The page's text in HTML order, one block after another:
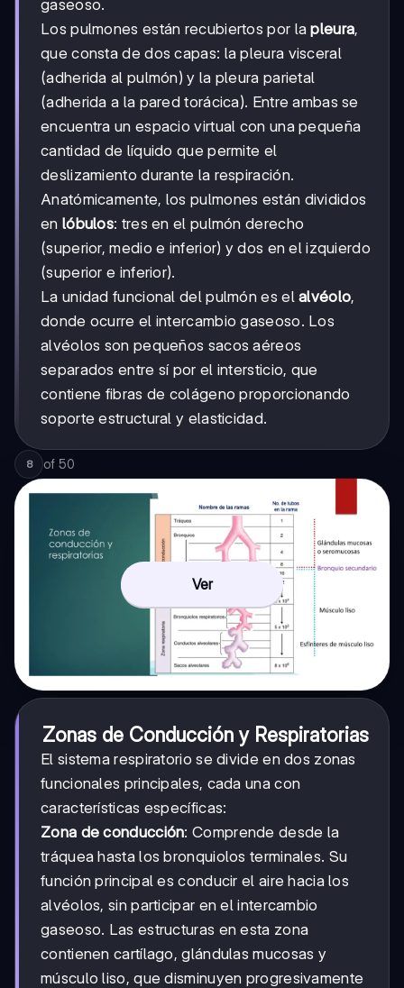
gaseoso.
Los pulmones están recubiertos por lapleura,
que consta de dos capas: la pleura visceral
(adherida al pulmón) y la pleura parietal
(adherida a la pared torácica). Entre ambas se
encuentra un espacio virtual con una pequeña
cantidad de líquido que permite el
deslizamiento durante la respiración.
Anatómicamente, los pulmones están divididos
en lóbulos: tres en el pulmón derecho
(superior, medio e inferior) y dos en el izquierdo
(superior e inferior).
La unidad funcional del pulmón es elalvéolo,
donde ocurre el intercambio gaseoso. Los
alvéolos son pequeños sacos aéreos
separados entre sí por el intersticio, que
contiene fibras de colágeno proporcionando
soporte estructural y elasticidad.
8 of 50
Ver
Zonas de Conducción y Respiratorias
El sistema respiratorio se divide en dos zonas
funcionales principales, cada una con
características específicas:
Zona de conducción: Comprende desde la
tráquea hasta los bronquiolos terminales. Su
función principal es conducir el aire hacia los
alvéolos, sin participar en el intercambio
gaseoso. Las estructuras en esta zona
contienen cartílago, glándulas mucosas y
músculo liso, que disminuyen progresivamente